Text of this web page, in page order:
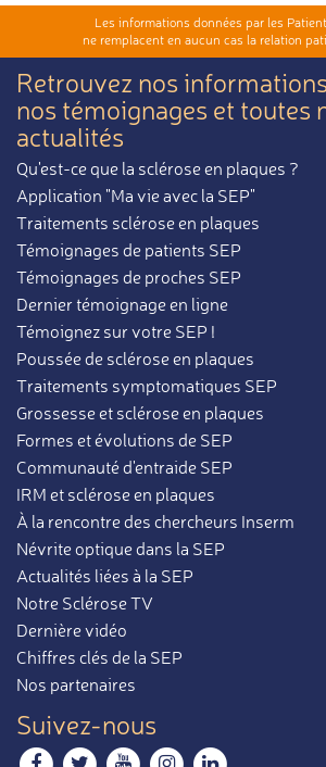
Les informations données par les
ne remplacent en aucun cas la relation
Retrouvez nos
nos témoignages et toutes
actualités
Qu'est-ce que la sclérose en plaques ?
Application "Ma vie avec la SEP"
Traitements sclérose en plaques
Témoignages de patients SEP
Témoignages de proches SEP
Dernier témoignage en ligne
Témoignez sur votre SEP !
Poussée de sclérose en plaques
Traitements symptomatiques SEP
Grossesse et sclérose en plaques
Formes et évolutions de SEP
Communauté d'entraide SEP
IRM et sclérose en plaques
À la rencontre des chercheurs Inserm
Névrite optique dans la SEP
Actualités liées à la SEP
Notre Sclérose TV
Dernière vidéo
Chiffres clés de la SEP
Nos partenaires
Suivez-nous